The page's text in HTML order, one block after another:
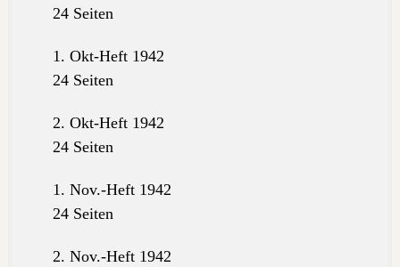
24 Seiten
1. Okt-Heft 1942
24 Seiten
2. Okt-Heft 1942
24 Seiten
1. Nov.-Heft 1942
24 Seiten
2. Nov.-Heft 1942